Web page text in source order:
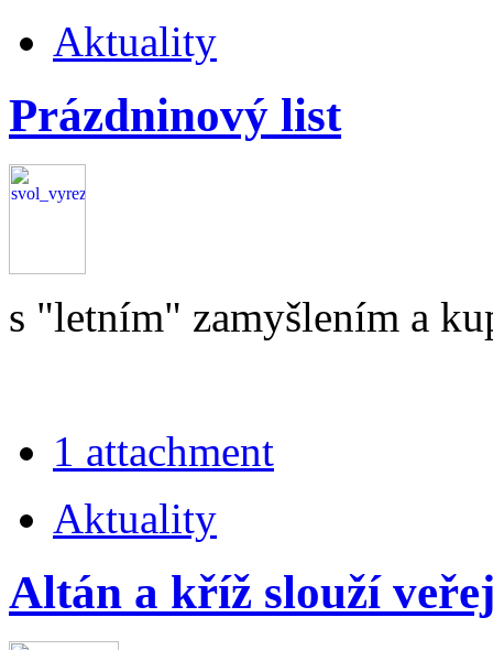
Aktuality
Prázdninový list
s "letním" zamyšlením a
1 attachment
Aktuality
Altán a kříž slouží